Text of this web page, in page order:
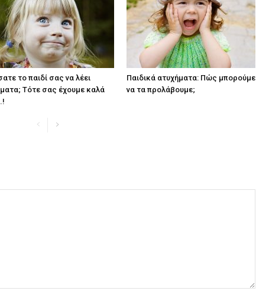
το παιδί σας να λέει
Τότε σας έχουμε καλά
Παιδικά ατυχήματα: Πώς μπορούμε
να τα προλάβουμε;